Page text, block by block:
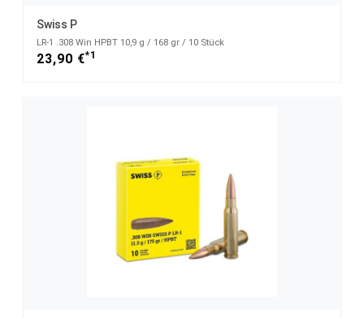
Swiss P
LR-1 .308 Win HPBT 10,9 g / 168 gr / 10 Stück
23,90 €*1